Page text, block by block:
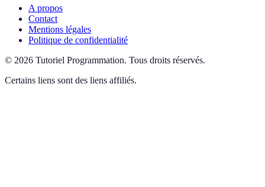
A propos
Contact
Mentions légales
Politique de confidentialité
© 2026 Tutoriel Programmation. Tous droits réservés.
Certains liens sont des liens affiliés.